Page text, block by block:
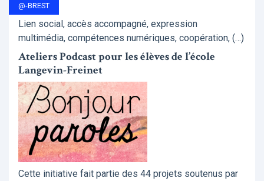
@-BREST
Lien social, accès accompagné, expression
multimédia, compétences numériques, coopération, (…)
Ateliers Podcast pour les élèves de l’école
Langevin-Freinet
Cette initiative fait partie des 44 projets soutenus par